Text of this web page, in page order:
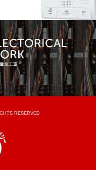
RESERVED